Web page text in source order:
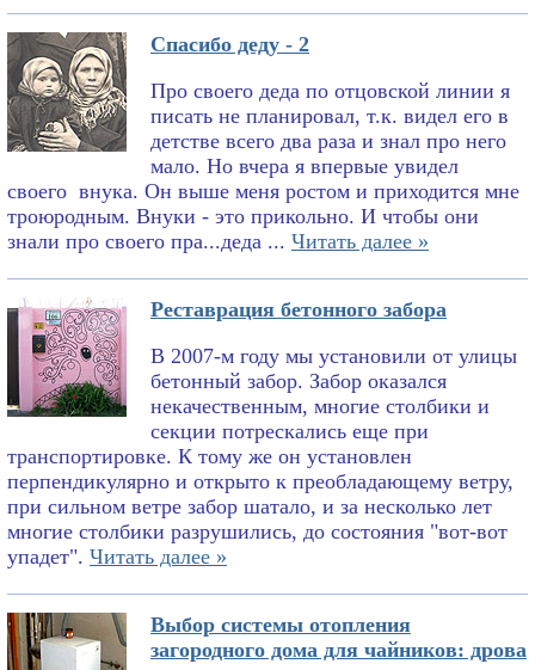
Спасибо деду - 2
Про своего деда по отцовской линии я
писать не планировал, т.к. видел его в
детстве всего два раза и знал про него
мало. Но вчера я впервые увидел
своего внука. Он выше меня ростом и приходится мне
троюродным. Внуки - это прикольно. И чтобы они
знали про своего пра...деда ... Читать далее »
Реставрация бетонного забора
В 2007-м году мы установили от улицы
бетонный забор. Забор оказался
некачественным, многие столбики и
секции потрескались еще при
транспортировке. К тому же он установлен
перпендикулярно и открыто к преобладающему ветру,
при сильном ветре забор шатало, и за несколько лет
многие столбики разрушились, до состояния "вот-вот
упадет". Читать далее »
Выбор системы отопления
загородного дома для чайников: дрова